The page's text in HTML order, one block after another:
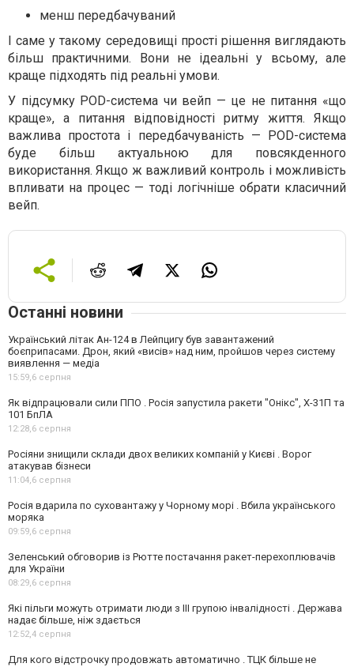
менш передбачуваний
І саме у такому середовищі прості рішення виглядають
більш практичними. Вони не ідеальні у всьому, але
краще підходять під реальні умови.
У підсумку POD-система чи вейп — це не питання «що
краще», а питання відповідності ритму життя. Якщо
важлива простота і передбачуваність — POD-система
буде більш актуальною для повсякденного
використання. Якщо ж важливий контроль і можливість
впливати на процес — тоді логічніше обрати класичний
вейп.
Останні новини
Український літак Ан-124 в Лейпцигу був завантажений
боєприпасами. Дрон, який «висів» над ним, пройшов через систему
виявлення — медіа
15:59,6 серпня
Як відпрацювали сили ППО . Росія запустила ракети "Онікс", Х-31П та
101 БпЛА
12:28,6 серпня
Росіяни знищили склади двох великих компаній у Києві . Ворог
атакував бізнеси
11:04,6 серпня
Росія вдарила по суховантажу у Чорному морі . Вбила українського
моряка
09:59,6 серпня
Зеленський обговорив із Рютте постачання ракет-перехоплювачів
для України
08:29,6 серпня
Які пільги можуть отримати люди з III групою інвалідності . Держава
надає більше, ніж здається
12:52,4 серпня
Для кого відстрочку продовжать автоматично . ТЦК більше не